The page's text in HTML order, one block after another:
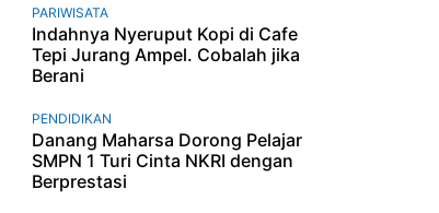
PARIWISATA
Indahnya Nyeruput Kopi di Cafe
Tepi Jurang Ampel. Cobalah jika
Berani
PENDIDIKAN
Danang Maharsa Dorong Pelajar
SMPN 1 Turi Cinta NKRI dengan
Berprestasi